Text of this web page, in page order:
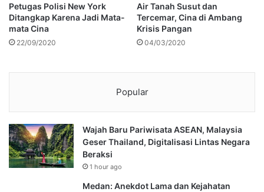
Petugas Polisi New York
Ditangkap Karena Jadi Mata-
mata Cina
22/09/2020
Air Tanah Susut dan
Tercemar, Cina di Ambang
Krisis Pangan
04/03/2020
Popular
Wajah Baru Pariwisata ASEAN, Malaysia
Geser Thailand, Digitalisasi Lintas Negara
Beraksi
1 hour ago
Medan: Anekdot Lama dan Kejahatan